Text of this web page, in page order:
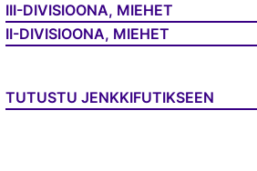
II-DIVISIOONA, MIEHET
III-DIVISIOONA, MIEHET
TUTUSTU JENKKIFUTIKSEEN